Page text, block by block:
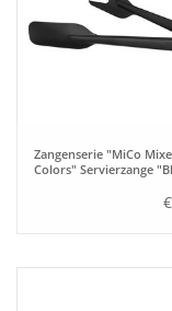
Zangenserie "MiCo
Colors" Servierzange